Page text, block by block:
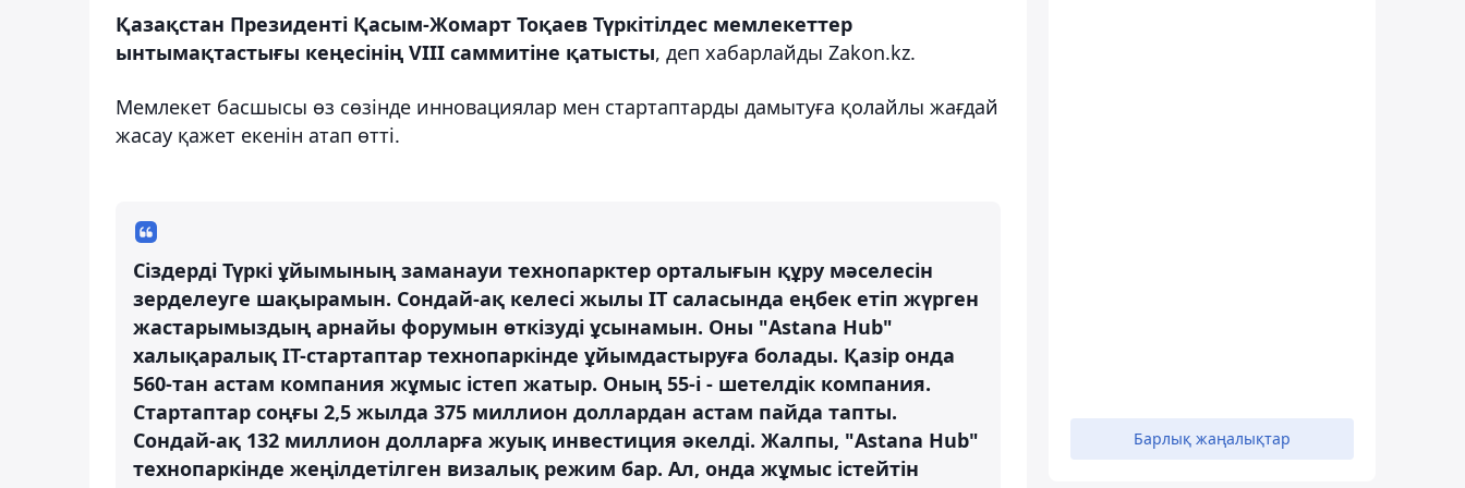
Қазақстан Президенті Қасым-Жомарт Тоқаев Түркітілдес мемлекеттер
ынтымақтастығы кеңесінің VIII саммитіне қатысты, деп хабарлайды Zakon.kz.
Мемлекет басшысы өз сөзінде инновациялар мен стартаптарды дамытуға қолайлы жағдай
жасау қажет екенін атап өтті.
Сіздерді Түркі ұйымының заманауи технопарктер орталығын құру мәселесін
зерделеуге шақырамын. Сондай-ақ келесі жылы IT саласында еңбек етіп жүрген
жастарымыздың арнайы форумын өткізуді ұсынамын. Оны "Astana Hub"
халықаралық IT-стартаптар технопаркінде ұйымдастыруға болады. Қазір онда
560-тан астам компания жұмыс істеп жатыр. Оның 55-і - шетелдік компания.
Стартаптар соңғы 2,5 жылда 375 миллион доллардан астам пайда тапты.
Сондай-ақ 132 миллион долларға жуық инвестиция әкелді. Жалпы, "Astana Hub"
технопаркінде жеңілдетілген визалық режим бар. Ал, онда жұмыс істейтін
Барлық жаңалықтар